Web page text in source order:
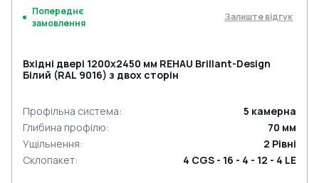
Попереднє
замовлення
Залиште відгук
Вхідні двері 1200x2450 мм REHAU Brillant-Design
Білий (RAL 9016) з двох сторін
Профільна система: 5 камерна
Глибина профілю: 70 мм
Ущільнення: 2 Рівні
Склопакет: 4 CGS - 16 - 4 - 12 - 4 LE